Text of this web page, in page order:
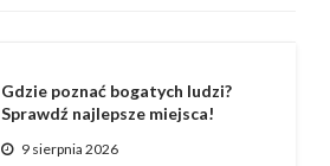
Gdzie poznać bogatych ludzi?
Sprawdź najlepsze miejsca!
9 sierpnia 2026